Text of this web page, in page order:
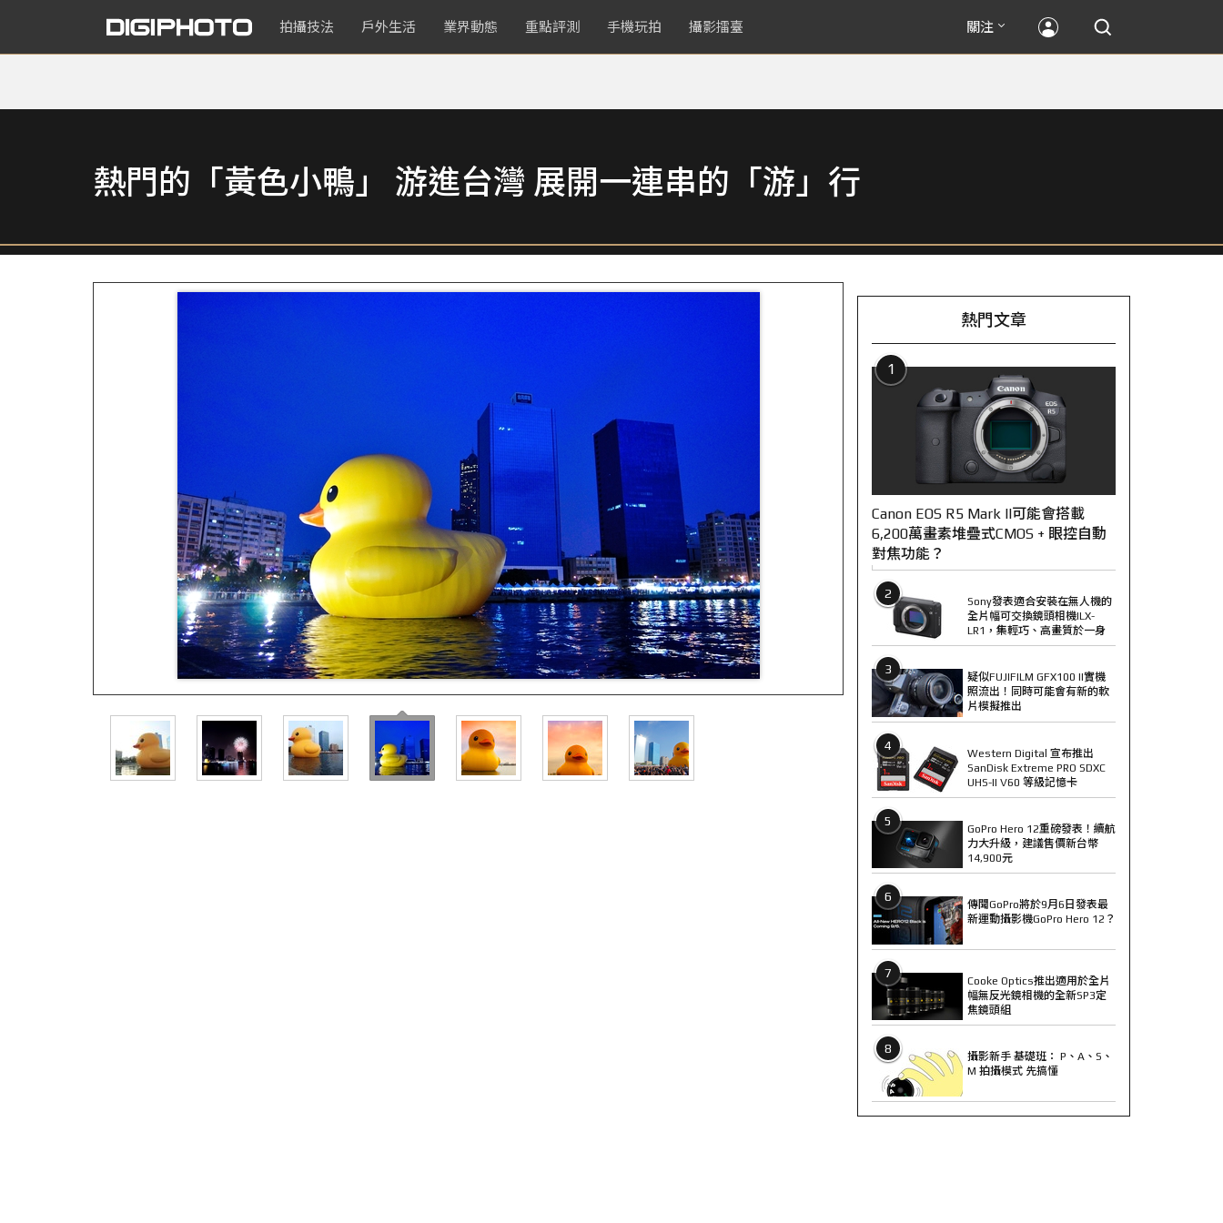
拍攝技法 戶外生活 業界動態 重點評測 手機玩拍 攝影擂臺 關注
熱門的「黃色小鴨」 游進台灣 展開一連串的「游」行
熱門文章
1
Canon EOS R5 Mark II可能會搭載
6,200萬畫素堆疊式CMOS + 眼控自動
對焦功能？
2
Sony發表適合安裝在無人機的
全片幅可交換鏡頭相機ILX-
LR1，集輕巧、高畫質於一身
3
疑似FUJIFILM GFX100 II實機
照流出！同時可能會有新的軟
片模擬推出
4
Western Digital 宣布推出
SanDisk Extreme PRO SDXC
UHS-II V60 等級記憶卡
5
GoPro Hero 12重磅發表！續航
力大升級，建議售價新台幣
14,900元
6
傳聞GoPro將於9月6日發表最
新運動攝影機GoPro Hero 12？
7
Cooke Optics推出適用於全片
幅無反光鏡相機的全新SP3定
焦鏡頭組
8
攝影新手 基礎班： P、A、S、
M 拍攝模式 先搞懂